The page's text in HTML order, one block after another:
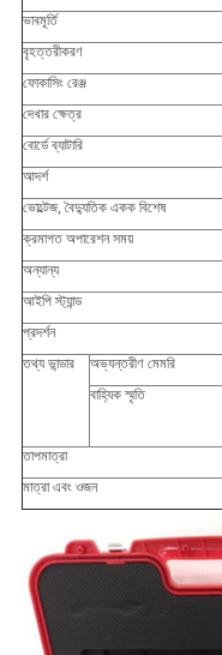
ভাবমূর্তি
বৃহত্তরীকরণ
ফোকাসিং রেঞ্জ
দেখার ক্ষেত্র
বোর্ডে ব্যাটারি
আদর্শ
ভোল্টেজ, বৈদ্যুতিক একক বিশেষ
ক্রমাগত অপারেশন সময়
অন্যান্য
আইপি স্ট্যান্ড
প্রদর্শন
তথ্য ভান্ডার
অভ্যন্তরীণ মেমরি
বাহ্যিক স্মৃতি
তাপমাত্রা
মাত্রা এবং ওজন